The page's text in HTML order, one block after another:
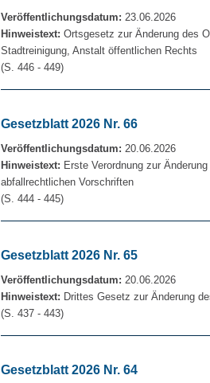
Veröffentlichungsdatum: 23.06.2026
Hinweistext: Ortsgesetz zur Änderung des
Stadtreinigung, Anstalt öffentlichen Rechts
(S. 446 - 449)
Gesetzblatt 2026 Nr. 66
Veröffentlichungsdatum: 20.06.2026
Hinweistext: Erste Verordnung zur
abfallrechtlichen Vorschriften
(S. 444 - 445)
Gesetzblatt 2026 Nr. 65
Veröffentlichungsdatum: 20.06.2026
Hinweistext: Drittes Gesetz zur Änderung
(S. 437 - 443)
Gesetzblatt 2026 Nr. 64